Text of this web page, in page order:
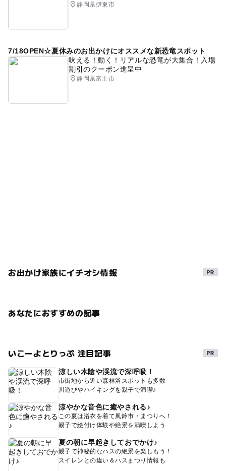
静岡県伊東市
7/18OPEN☆夏休みのお出かけにオススメな新恐竜スポット
吠える！動く！リアルな恐竜が大集合！入場
割引のクーポン進呈中
静岡県富士市
お出かけ家族にイチオシ情報
あなたにおすすめの記事
いこーよとりっぷ 注目記事
涼しい木陰や渓流で深呼吸！
市街地から近い森林浴スポットも多数
川遊びやハイキングを親子で満喫♪
涼やかな音色に癒やされる♪
この夏は浴衣を着て風鈴市・まつりへ！
親子で絵付け体験や絶景を満喫しよう
夏の朝に早起きしておでかけ♪
親子で神秘的なハスの絶景を楽しもう！
スイレンとの違い＆ハスまつり情報も